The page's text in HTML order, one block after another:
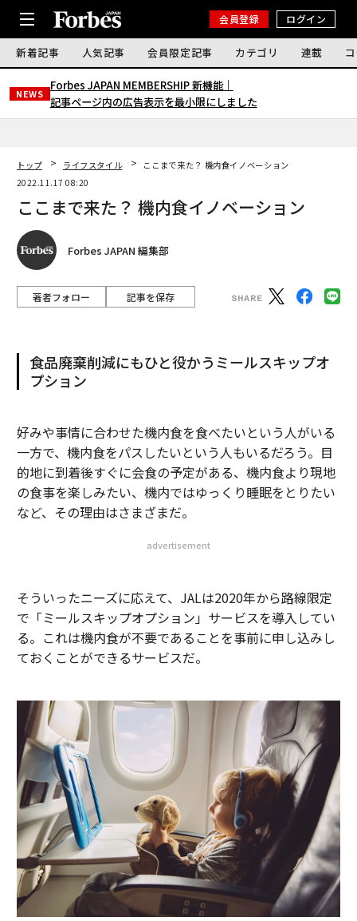
会員登録 ログイン
新着記事 人気記事 会員限定記事 カテゴリ 連載
NEWS
Forbes JAPAN MEMBERSHIP 新機能｜
記事ページ内の広告表示を最小限にしました
トップ ライフスタイル
ここまで来た？ 機内食イノベーション
2022.11.17 08:20
ここまで来た？ 機内食イノベーション
Forbes JAPAN 編集部
著者フォロー 記事を保存
食品廃棄削減にもひと役かうミールスキップオ
プション
好みや事情に合わせた機内食を食べたいという人がいる
一方で、機内食をパスしたいという人もいるだろう。目
的地に到着後すぐに会食の予定がある、機内食より現地
の食事を楽しみたい、機内ではゆっくり睡眠をとりたい
など、その理由はさまざまだ。
advertisement
そういったニーズに応えて、JALは2020年から路線限定
で「ミールスキップオプション」サービスを導入してい
る。これは機内食が不要であることを事前に申し込みし
ておくことができるサービスだ。